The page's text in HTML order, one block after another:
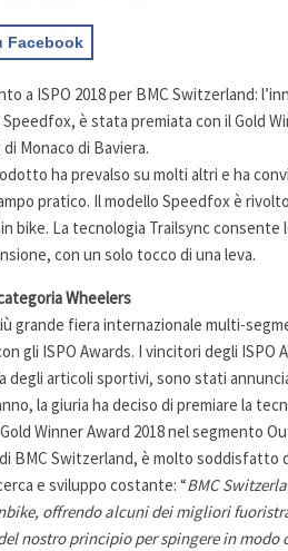
Facebook
a ISPO 2018 per BMC Switzerland:
è stata premiata con il Gold
Monaco di Baviera.
ha prevalso su molti altri e ha
pratico. Il modello Speedfox è
bike. La tecnologia Trailsync
con un solo tocco di una leva.
Wheelers
grande fiera internazionale multi-
gli ISPO Awards. I vincitori degli ISPO
degli articoli sportivi, sono stati
la giuria ha deciso di premiare la
Gold Winner Award 2018 nel segmento
BMC Switzerland, è molto soddisfatto
e sviluppo costante: “BMC
offrendo alcuni dei migliori
nostro principio per spingere in